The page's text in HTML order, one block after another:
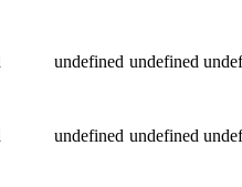
undefined undefined
undefined undefined